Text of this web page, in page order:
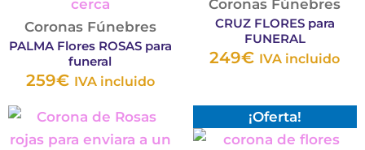
Coronas Fúnebres
PALMA Flores ROSAS para
funeral
259€ IVA incluido
variantes.
Las
pueden
elegir
Coronas Fúnebres
CRUZ FLORES para
FUNERAL
249€ IVA incluido
Este
producto
¡Oferta!
El
precioprecio